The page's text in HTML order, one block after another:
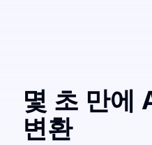
몇 초 만에
변환